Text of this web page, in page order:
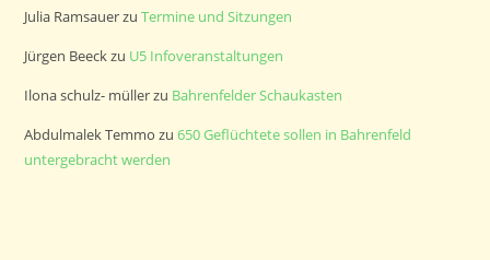
Julia RamsauerzuTermine und Sitzungen
Jürgen Beeckzu U5 Infoveranstaltungen
Ilona schulz- müllerzu Bahrenfelder Schaukasten
Abdulmalek Temmo zu650 Geflüchtete sollen in Bahrenfeld
untergebracht werden